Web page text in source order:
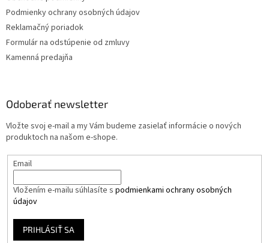
Podmienky ochrany osobných údajov
Reklamačný poriadok
Formulár na odstúpenie od zmluvy
Kamenná predajňa
Odoberať newsletter
Vložte svoj e-mail a my Vám budeme zasielať informácie o nových
produktoch na našom e-shope.
Email
Vložením e-mailu súhlasíte s podmienkami ochrany osobných
údajov
PRIHLÁSIŤ SA